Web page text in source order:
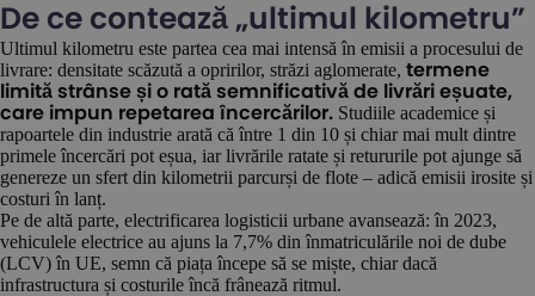
De ce contează „ultimul kilometru”
Ultimul kilometru este partea cea mai intensă în emisii a procesului de
livrare: densitate scăzută a opririlor, străzi aglomerate, termene
limită strânse și o rată semnificativă de livrări eșuate,
care impun repetarea încercărilor. Studiile academice și
rapoartele din industrie arată că între 1 din 10 și chiar mai mult dintre
primele încercări pot eșua, iar livrările ratate și retururile pot ajunge să
genereze un sfert din kilometrii parcurși de flote – adică emisii irosite și
costuri în lanț.
Pe de altă parte, electrificarea logisticii urbane avansează: în 2023,
vehiculele electrice au ajuns la 7,7% din înmatriculările noi de dube
(LCV) în UE, semn că piața începe să se miște, chiar dacă
infrastructura și costurile încă frânează ritmul.